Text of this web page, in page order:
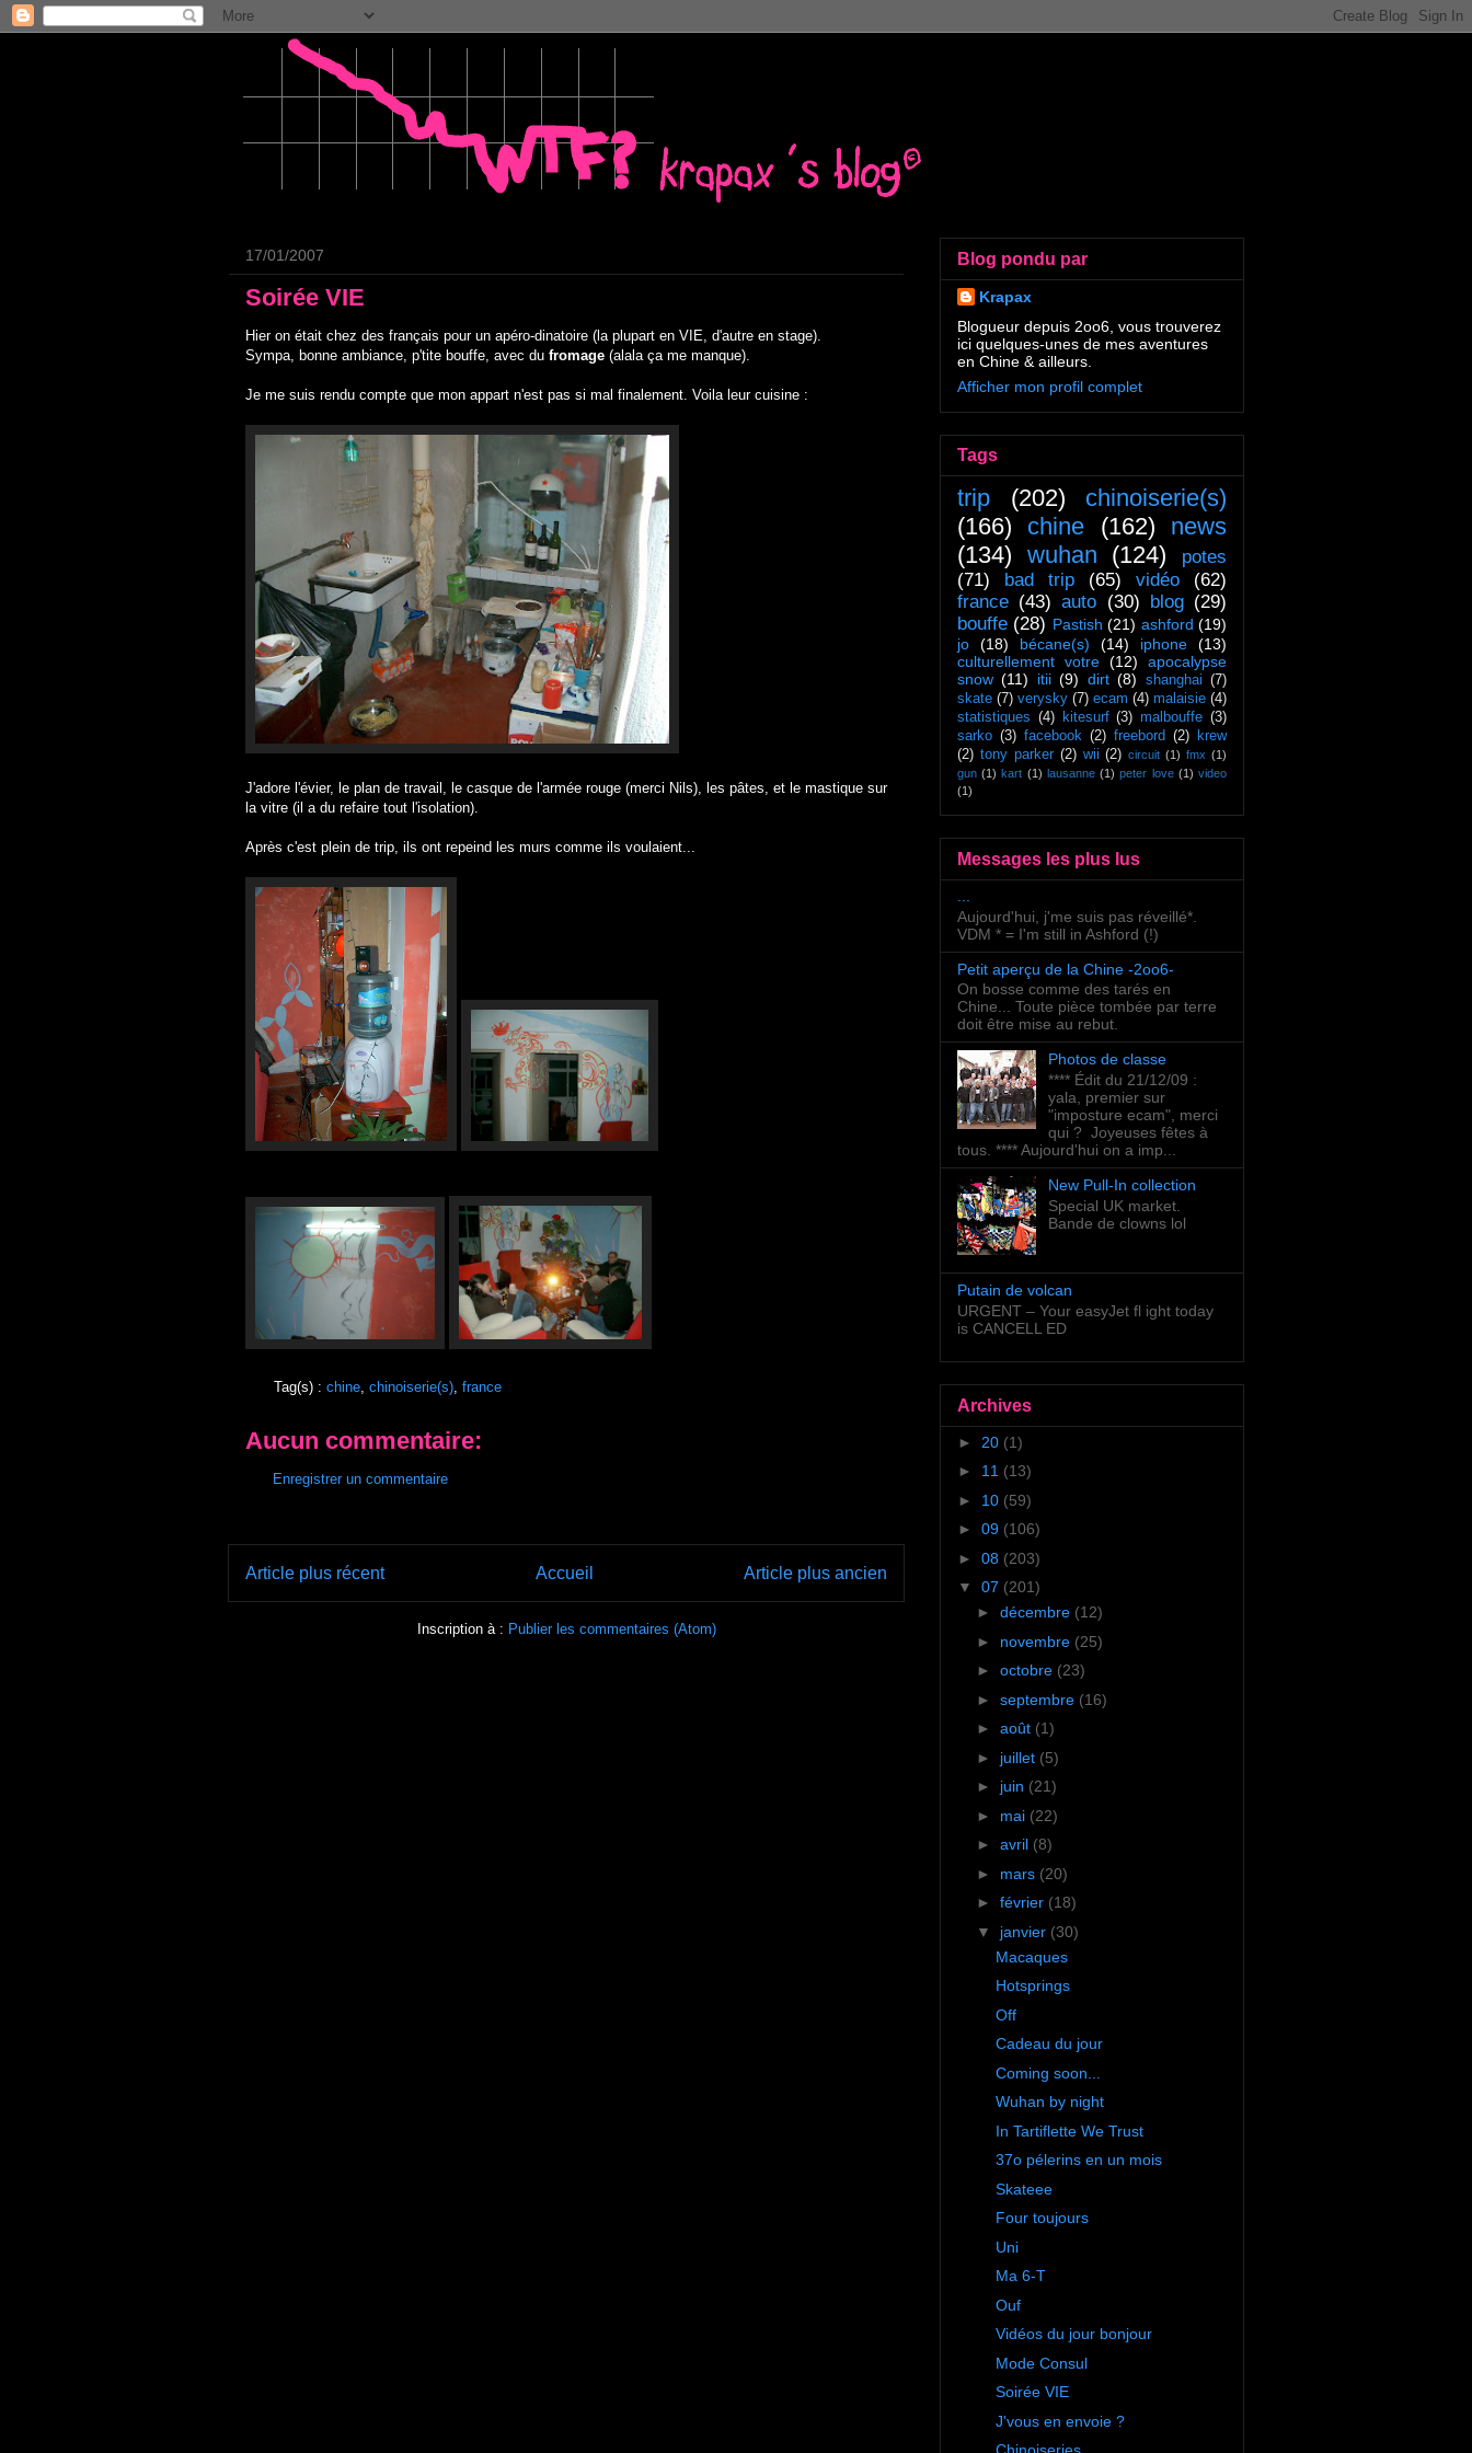
17/01/2007
Soirée VIE
Hier on était chez des français pour un apéro-dinatoire (la plupart en VIE, d'autre en stage).
Sympa, bonne ambiance, p'tite bouffe, avec du fromage (alala ça me manque).
Je me suis rendu compte que mon appart n'est pas si mal finalement. Voila leur cuisine :
J'adore l'évier, le plan de travail, le casque de l'armée rouge (merci Nils), les pâtes, et le mastique sur
la vitre (il a du refaire tout l'isolation).
Après c'est plein de trip, ils ont repeind les murs comme ils voulaient...
Tag(s) : chine chinoiserie(s) france
Aucun commentaire:
Enregistrer un commentaire
Article plus récent Article plus ancien
Accueil
Inscription à : Publier les commentaires (Atom)
Blog pondu par
Krapax
Blogueur depuis 2oo6, vous trouverez
ici quelques-unes de mes aventures
en Chine & ailleurs.
Afficher mon profil complet
Tags
trip (202)
chinoiserie(s)
(166)
chine (162)
news
(134) wuhan (124)
potes
(71)
bad trip (65) vidéo
(62)
france (43) auto (30) blog (29)
bouffe (28) Pastish (21) ashford (19)
jo
(18) bécane(s) (14) iphone
(13)
culturellement votre (12)
apocalypse
snow (11) itii (9) dirt (8) shanghai (7)
skate (7) verysky (7) ecam (4) malaisie (4)
statistiques (4) kitesurf (3) malbouffe (3)
sarko (3) facebook (2) freebord (2)
krew
(2) tony parker (2) wii (2) circuit (1) fmx (1)
gun (1) kart (1) lausanne (1) peter love (1) video
(1)
Messages les plus lus
Aujourd'hui, j'me suis pas réveillé*.
VDM * = I'm still in Ashford (!)
Petit aperçu de la Chine -2oo6-
On bosse comme des tarés en
Chine... Toute pièce tombée par terre
doit être mise au rebut.
Photos de classe
**** Édit du 21/12/09 :
yala, premier sur
"imposture ecam", merci
qui ? Joyeuses fêtes à
tous. **** Aujourd'hui on a imp...
New Pull-In collection
Special UK market.
Bande de clowns lol
Putain de volcan
URGENT – Your easyJet fl ight today
is CANCELL ED
Archives
► 20 (1)
► 11 (13)
► 10 (59)
► 09 (106)
► 08 (203)
▼ 07 (201)
► décembre (12)
► novembre (25)
► octobre (23)
► septembre (16)
► août (1)
► juillet (5)
► juin (21)
► mai (22)
► avril (8)
► mars (20)
► février (18)
▼ janvier (30)
Macaques
Hotsprings
Off
Cadeau du jour
Coming soon...
Wuhan by night
In Tartiflette We Trust
37o pélerins en un mois
Skateee
Four toujours
Uni
Ma 6-T
Ouf
Vidéos du jour bonjour
Mode Consul
Soirée VIE
J'vous en envoie ?